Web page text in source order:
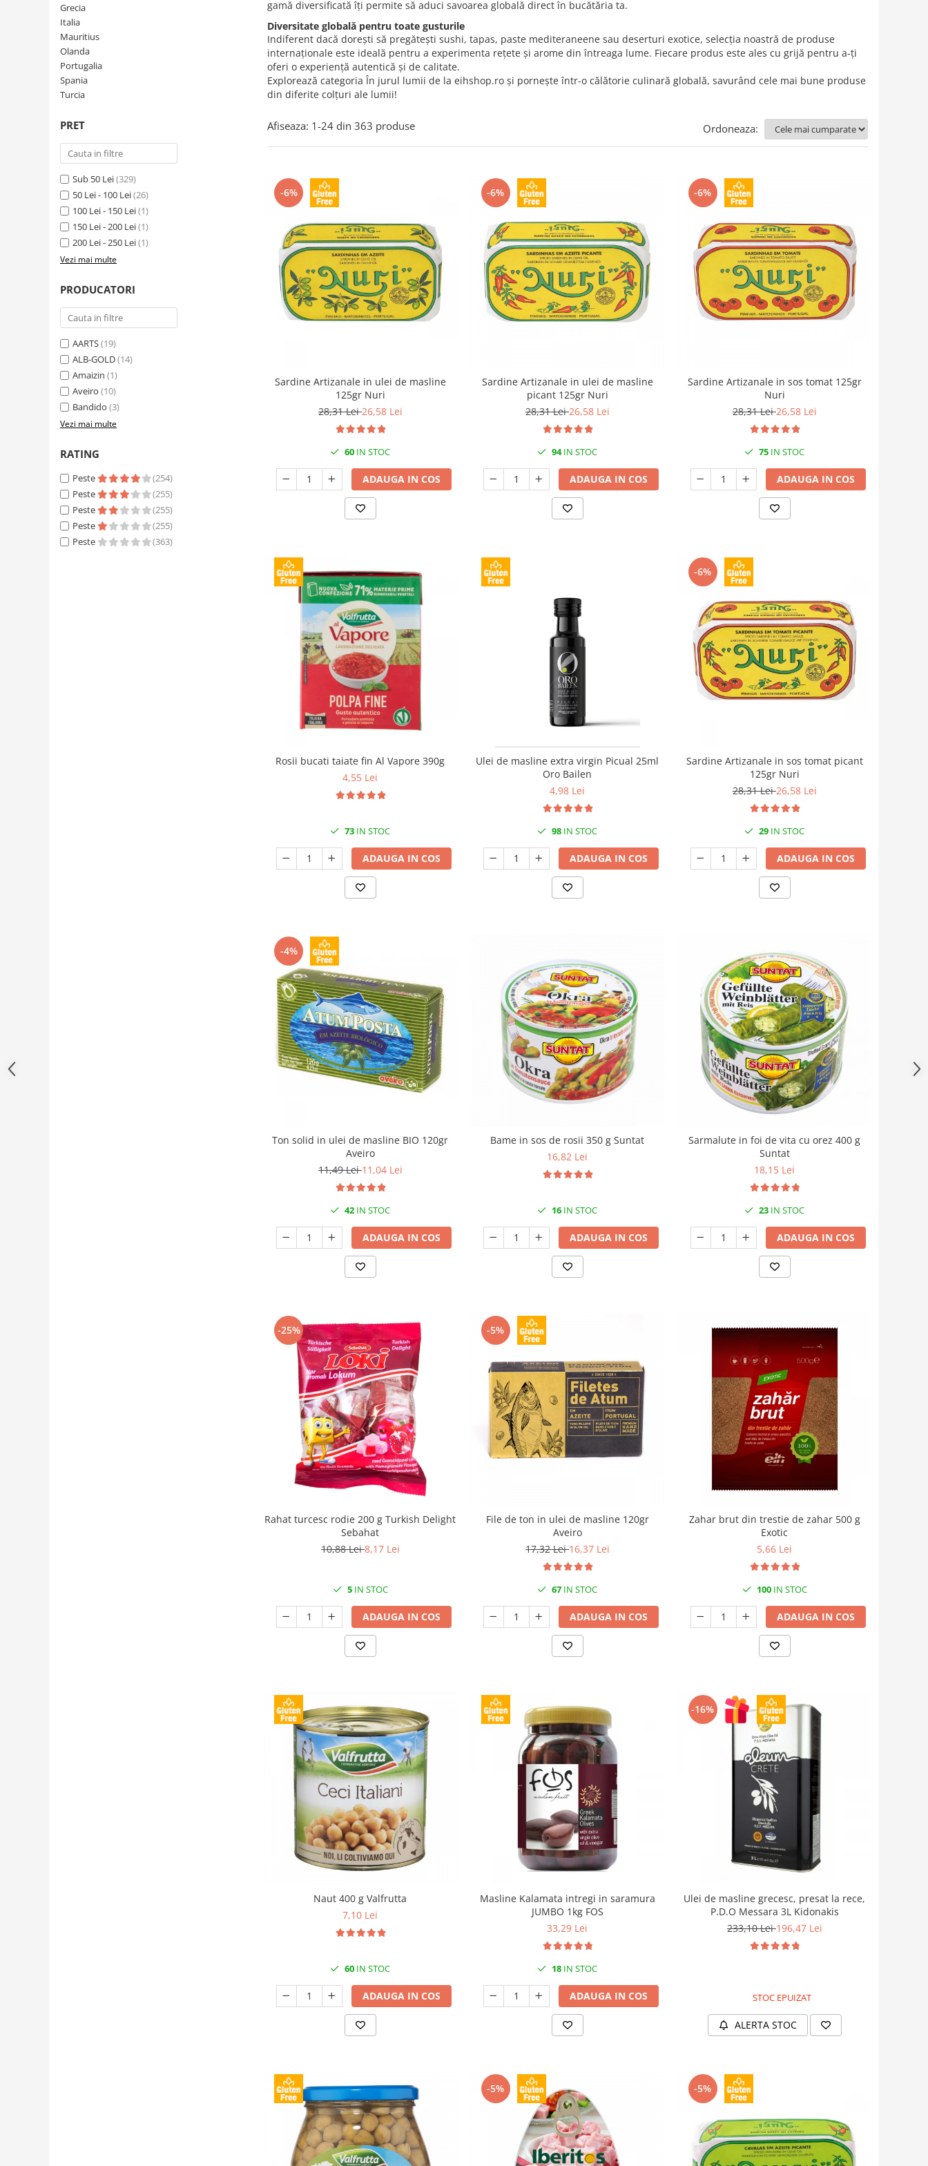
Condimente turcesti
Ghimbir murat la borcan
gamă diversificată îți permite să aduci savoarea globală direct în bucătăria ta.
Diversitate globală pentru toate gusturile
Indiferent dacă dorești să pregătești sushi, tapas, paste mediteraneene sau deserturi exotice, selecția noastră de produse
internaționale este ideală pentru a experimenta rețete și arome din întreaga lume. Fiecare produs este ales cu grijă pentru a-ți
oferi o experiență autentică și de calitate.
Explorează categoria În jurul lumii de la eihshop.ro și pornește într-o călătorie culinară globală, savurând cele mai bune produse
din diferite colțuri ale lumii!
Grecia
Italia
Mauritius
Olanda
Portugalia
Spania
Turcia
PRET
Sub 50 Lei(329)
50 Lei - 100 Lei(26)
100 Lei - 150 Lei(1)
150 Lei - 200 Lei(1)
200 Lei - 250 Lei(1)
Vezi mai multe
PRODUCATORI
AARTS(19)
ALB-GOLD(14)
Amaizin (1)
Aveiro (10)
Bandido (3)
Vezi mai multe
RATING
Peste
(254)
Peste
(255)
Peste
(255)
Peste
(255)
Peste
(363)
Afiseaza: 1-24 din 363 produse Ordoneaza:
-6%
Sardine Artizanale in ulei de masline
125gr Nuri
28,31 Lei26,58 Lei
60 IN STOC
ADAUGA IN COS
-6%
Sardine Artizanale in ulei de masline
picant 125gr Nuri
28,31 Lei26,58 Lei
94IN STOC
ADAUGA IN COS
-6%
Sardine Artizanale in sos tomat 125gr
Nuri
28,31 Lei26,58 Lei
75 IN STOC
ADAUGA IN COS
Rosii bucati taiate fin Al Vapore 390g
4,55 Lei
73 IN STOC
ADAUGA IN COS
Ulei de masline extra virgin Picual 25ml
Oro Bailen
4,98 Lei
98 IN STOC
ADAUGA IN COS
-6%
Sardine Artizanale in sos tomat picant
125gr Nuri
28,31 Lei26,58 Lei
29 IN STOC
ADAUGA IN COS
-4%
Ton solid in ulei de masline BIO 120gr
Aveiro
11,49 Lei11,04 Lei
42 IN STOC
ADAUGA IN COS
Bame in sos de rosii 350 g Suntat
16,82 Lei
16 IN STOC
ADAUGA IN COS
Sarmalute in foi de vita cu orez 400 g
Suntat
18,15 Lei
23 IN STOC
ADAUGA IN COS
-25%
Rahat turcesc rodie 200 g Turkish Delight
Sebahat
10,88 Lei8,17 Lei
5IN STOC
ADAUGA IN COS
-5%
File de ton in ulei de masline 120gr
Aveiro
17,32 Lei16,37 Lei
67 IN STOC
ADAUGA IN COS
Zahar brut din trestie de zahar 500 g
Exotic
5,66 Lei
100IN STOC
ADAUGA IN COS
Naut 400 g Valfrutta
7,10 Lei
60 IN STOC
ADAUGA IN COS
Masline Kalamata intregi in saramura
JUMBO 1kg FOS
33,29 Lei
18 IN STOC
ADAUGA IN COS
-16%
Ulei de masline grecesc, presat la rece,
P.D.O Messara 3L Kidonakis
233,10 Lei196,47 Lei
STOC EPUIZAT
ALERTA STOC
-5% -5%